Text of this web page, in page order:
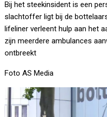
Bij het steekinsident is een
slachtoffer ligt bij de
lifeliner verleent hulp aan het
zijn meerdere ambulances
ontbreekt
Foto AS Media